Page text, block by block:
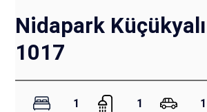
Nidapark
1017
1 1 1